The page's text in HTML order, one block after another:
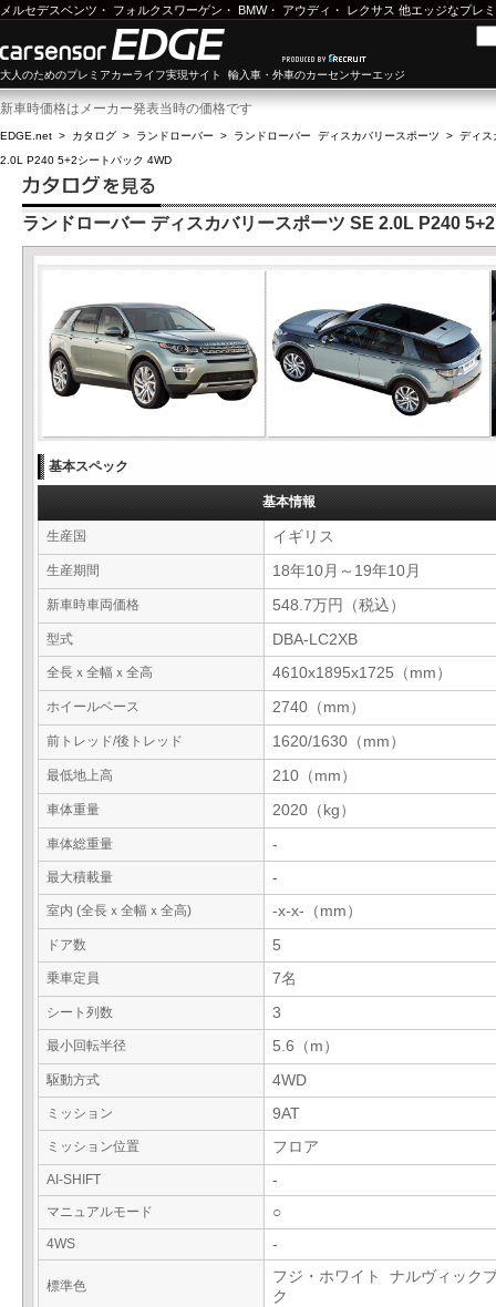
メルセデスベンツ ・ フォルクスワーゲン ・ BMW・ アウディ ・ レクサス 他エッジなプレ
大人のためのプレミアカーライフ実現サイト 輸入車・外車のカーセンサーエッジ
新車時価格はメーカー発表当時の価格です
EDGE.net > カタログ > ランドローバー > ランドローバー ディスカバリースポーツ > ディス
2.0L P240 5+2シートパック 4WD
ランドローバー ディスカバリースポーツ SE 2.0L P240
基本スペック
基本情報
生産国 イギリス
生産期間 18年10月～19年10月
新車時車両価格 548.7万円（税込）
型式 DBA-LC2XB
全長ｘ全幅ｘ全高 4610x1895x1725（mm）
ホイールベース 2740（mm）
前トレッド/後トレッド 1620/1630（mm）
最低地上高 210（mm）
車体重量 2020（kg）
車体総重量 -
最大積載量 -
室内 (全長ｘ全幅ｘ全高) -x-x-（mm）
ドア数 5
乗車定員 7名
シート列数 3
最小回転半径 5.6（m）
駆動方式 4WD
ミッション 9AT
ミッション位置 フロア
AI-SHIFT -
マニュアルモード ○
4WS -
標準色
フジ・ホワイト ナルヴィック
ク